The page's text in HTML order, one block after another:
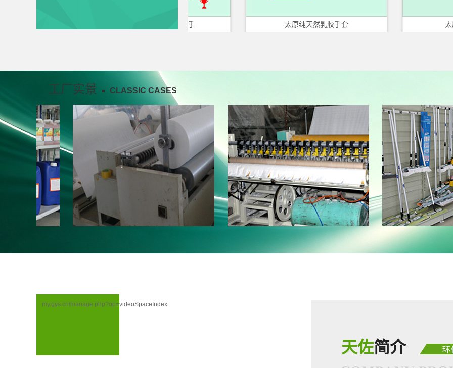
太原纯天然乳胶手套 太原白色
工厂实景 CLASSIC CASES
my.gys.cn/manage.php?op=videoSpaceIndex
天佐简介